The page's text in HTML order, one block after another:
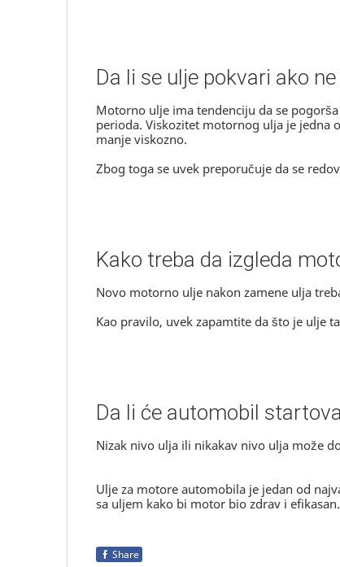
Da li se ulje pokvari ako
Motorno ulje ima tendenciju da se
perioda. Viskozitet motornog ulja je
manje viskozno.
Zbog toga se uvek preporučuje da se
Kako treba da izgleda
Novo motorno ulje nakon zamene ulja
Kao pravilo, uvek zapamtite da što je ulje
Da li će automobil
Nizak nivo ulja ili nikakav nivo ulja može
Ulje za motore automobila je jedan od
sa uljem kako bi motor bio zdrav i efikasan.
Share